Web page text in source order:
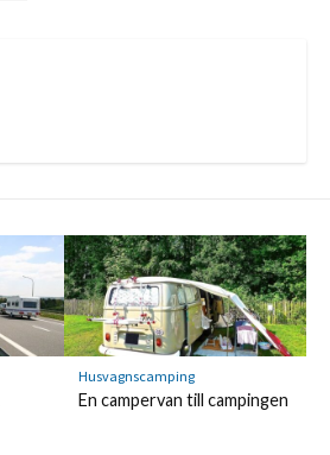
Husvagnscamping
En campervan till campingen